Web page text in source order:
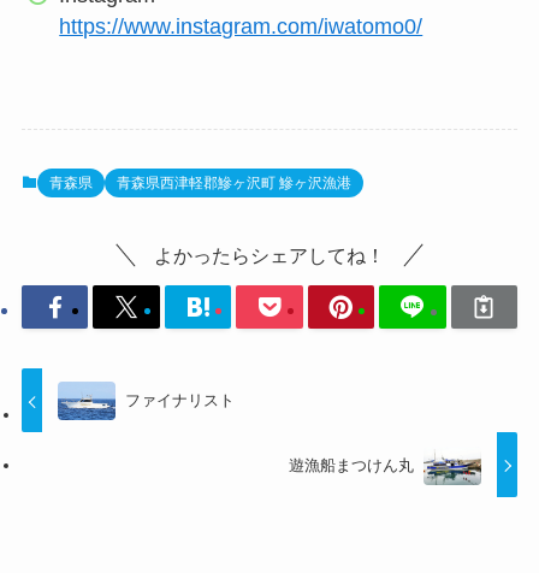
https://www.instagram.com/iwatomo0/
青森県 青森県西津軽郡鰺ヶ沢町 鰺ヶ沢漁港
よかったらシェアしてね！
ファイナリスト
遊漁船まつけん丸